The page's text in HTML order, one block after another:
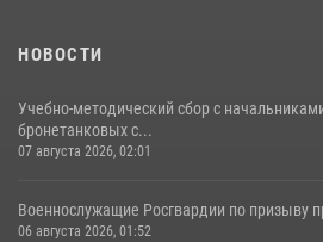
НОВОСТИ
Учебно-методический сбор с
бронетанковых с...
07 августа 2026, 02:01
Военнослужащие Росгвардии по призыву
06 августа 2026, 01:52